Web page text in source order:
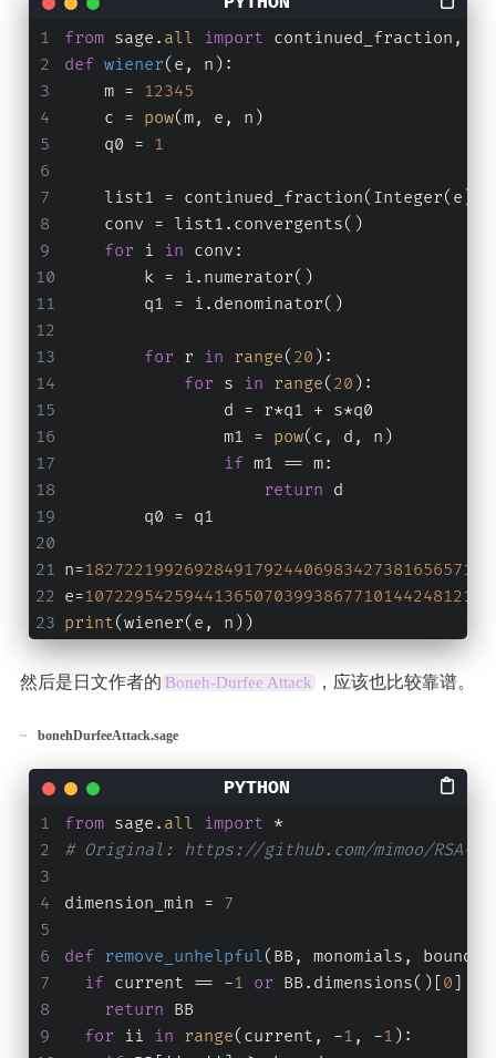
from sage. all import continued_fraction,
def wiener( e, n ):
    m =
12345
    c =
pow(m, e, n)
    q0 =
1
list1 = continued_fraction(Integer(e)/
    conv = list1.convergents()
for i in conv:
        k = i.numerator()
        q1 = i.denominator()
for r in range( 20 ):
for s in range( 20 ):
                d = r*q1 + s*q0
                m1 =
pow(c, d, n)
if m1 == m:
return d
        q0 = q1
n=
e=
print(wiener(e, n))
然后是日文作者的 Boneh-Durfee Attack ，应该也比较靠谱。
bonehDurfeeAttack.sage
from sage. all import *
# Original: https://github.com/mimoo/RSA-
dimension_min = 7
def remove_unhelpful( BB, monomials,
if current == -1 or BB.dimensions()[ 0
return BB
for ii in range(current, -1 , -1 ):